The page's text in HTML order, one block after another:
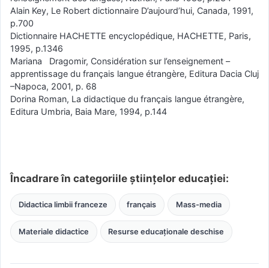
Alain Key, Le Robert dictionnaire D’aujourd’hui, Canada, 1991,
p.700
Dictionnaire HACHETTE encyclopédique, HACHETTE, Paris,
1995, p.1346
Mariana Dragomir, Considération sur l’enseignement –
apprentissage du français langue étrangère, Editura Dacia Cluj
–Napoca, 2001, p. 68
Dorina Roman, La didactique du français langue étrangère,
Editura Umbria, Baia Mare, 1994, p.144
Încadrare în categoriile științelor educației:
Didactica limbii franceze français Mass-media
Materiale didactice Resurse educaționale deschise